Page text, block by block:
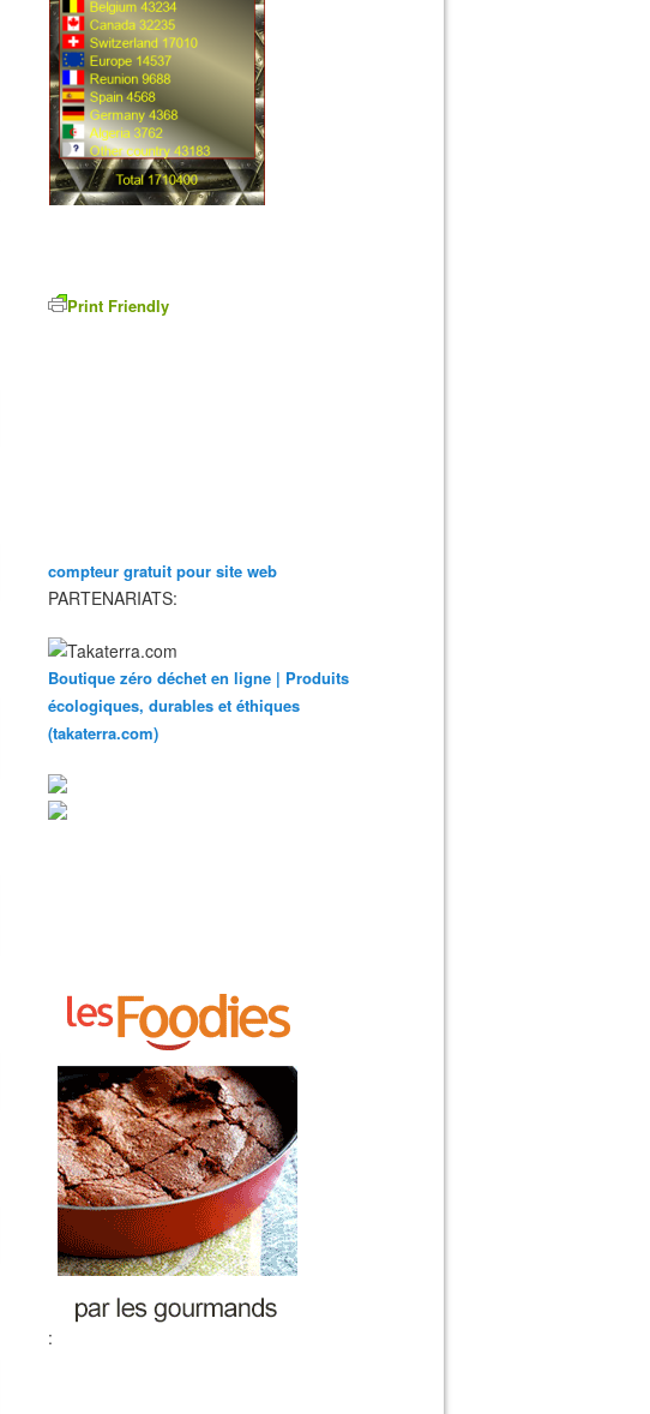
Print Friendly
compteur gratuit pour site web
PARTENARIATS:
Boutique zéro déchet en ligne | Produits
écologiques, durables et éthiques
(takaterra.com)
: